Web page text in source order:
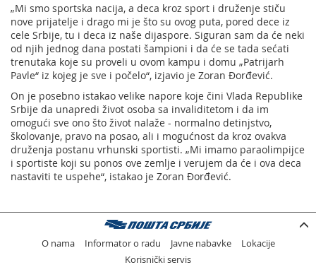
„Mi smo sportska nacija, a deca kroz sport i druženje stiču
nove prijatelje i drago mi je što su ovog puta, pored dece iz
cele Srbije, tu i deca iz naše dijaspore. Siguran sam da će neki
od njih jednog dana postati šampioni i da će se tada sećati
trenutaka koje su proveli u ovom kampu i domu „Patrijarh
Pavle“ iz kojeg je sve i počelo“, izjavio je Zoran Đorđević.
On je posebno istakao velike napore koje čini Vlada Republike
Srbije da unapredi život osoba sa invaliditetom i da im
omogući sve ono što život nalaže - normalno detinjstvo,
školovanje, pravo na posao, ali i mogućnost da kroz ovakva
druženja postanu vrhunski sportisti. „Mi imamo paraolimpijce
i sportiste koji su ponos ove zemlje i verujem da će i ova deca
nastaviti te uspehe“, istakao je Zoran Đorđević.
O nama Informator o radu Javne nabavke
Lokacije
Korisnički servis